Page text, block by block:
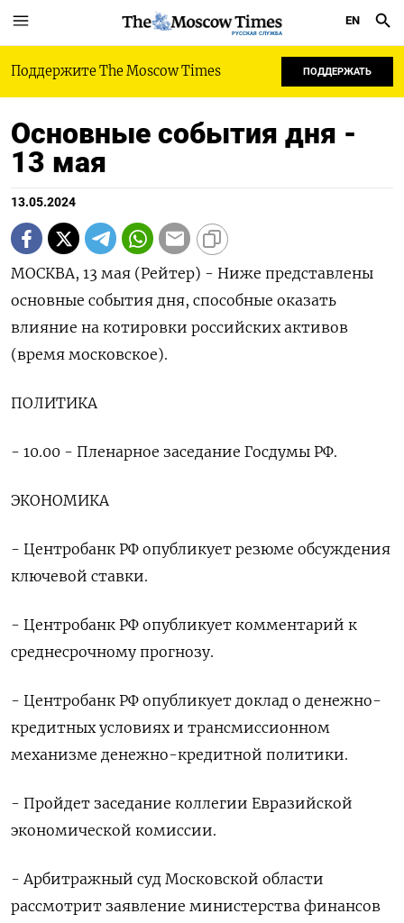
РУССКАЯ СЛУЖБА
EN
Поддержите The Moscow Times ПОДДЕРЖАТЬ
Основные события дня -
13 мая
13.05.2024
МОСКВА, 13 мая (Рейтер) - Ниже представлены
основные события дня, способные оказать
влияние на котировки российских активов
(время московское).
ПОЛИТИКА
- 10.00 - Пленарное заседание Госдумы РФ.
ЭКОНОМИКА
- Центробанк РФ опубликует резюме обсуждения
ключевой ставки.
- Центробанк РФ опубликует комментарий к
среднесрочному прогнозу.
- Центробанк РФ опубликует доклад о денежно-
кредитных условиях и трансмиссионном
механизме денежно-кредитной политики.
- Пройдет заседание коллегии Евразийской
экономической комиссии.
- Арбитражный суд Московской области
рассмотрит заявление министерства финансов